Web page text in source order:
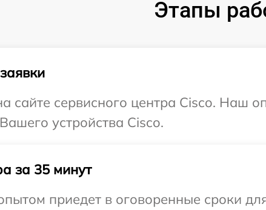
Этапы
сайте сервисного центра Cisco. Наш
устройства Cisco.
за 35 минут
приедет в оговоренные сроки